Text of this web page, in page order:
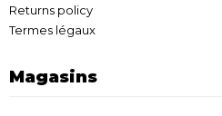
Returns policy
Termes légaux
Magasins